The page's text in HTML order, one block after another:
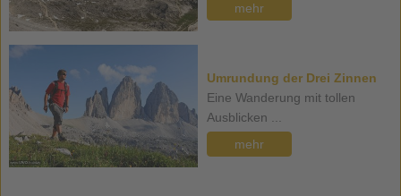
mehr
Umrundung der Drei Zinnen
Eine Wanderung mit tollen
Ausblicken ...
mehr